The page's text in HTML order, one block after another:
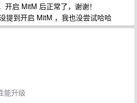
开启 MitM 后正常了，谢谢！
提到开启 MitM ，我也没尝试哈哈
能升级